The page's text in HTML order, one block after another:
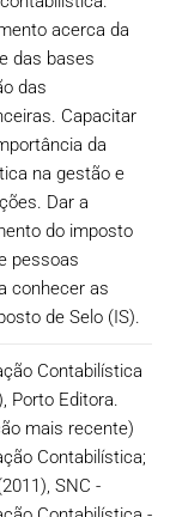
acerca da
das bases
das
Capacitar
da
na gestão e
Dar a
do imposto
pessoas
conhecer as
de Selo (IS).
Contabilística
Porto Editora.
mais recente)
Contabilística;
SNC -